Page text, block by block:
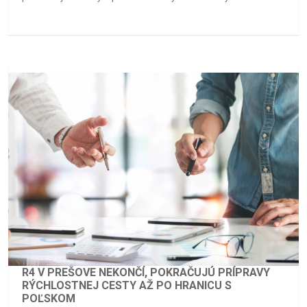
R4 V PREŠOVE NEKONČÍ, POKRAČUJÚ PRÍPRAVY
RÝCHLOSTNEJ CESTY AŽ PO HRANICU S
POĽSKOM